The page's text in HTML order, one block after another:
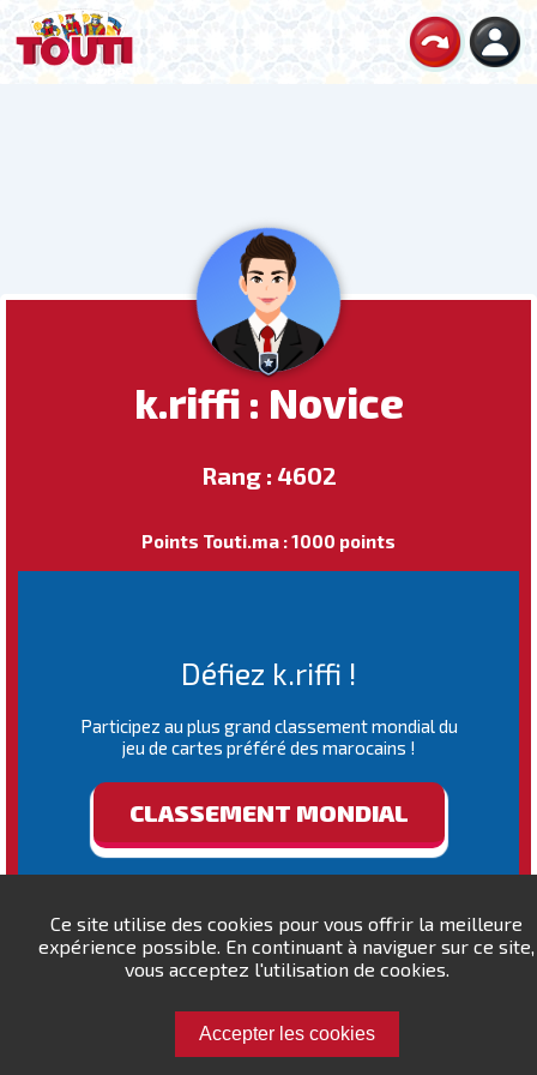
Ce site utilise des cookies pour vous offrir la meilleure
expérience possible. En continuant à naviguer sur ce site,
vous acceptez l'utilisation de cookies.
Accepter les cookies
k.riffi : Novice
Rang : 4602
Points Touti.ma : 1000 points
Défiez k.riffi !
Participez au plus grand classement mondial du
jeu de cartes préféré des marocains !
CLASSEMENT MONDIAL